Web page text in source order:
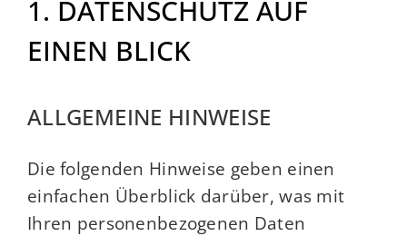
1. DATENSCHUTZ AUF
EINEN BLICK
ALLGEMEINE HINWEISE
Die folgenden Hinweise geben einen
einfachen Überblick darüber, was mit
Ihren personenbezogenen Daten